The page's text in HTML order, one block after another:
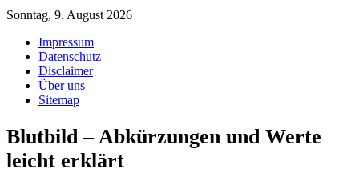
Sonntag, 9. August 2026
Impressum
Datenschutz
Disclaimer
Über uns
Sitemap
Blutbild – Abkürzungen und Werte
leicht erklärt